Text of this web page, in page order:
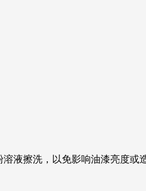
液擦洗，以免影响油漆亮度或